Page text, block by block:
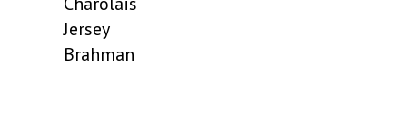
Jersey
Brahman